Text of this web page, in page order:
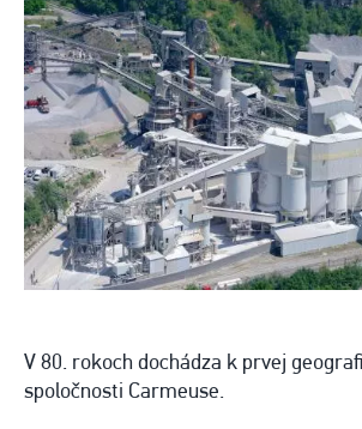
V 80. rokoch dochádza k prvej
spoločnosti Carmeuse.